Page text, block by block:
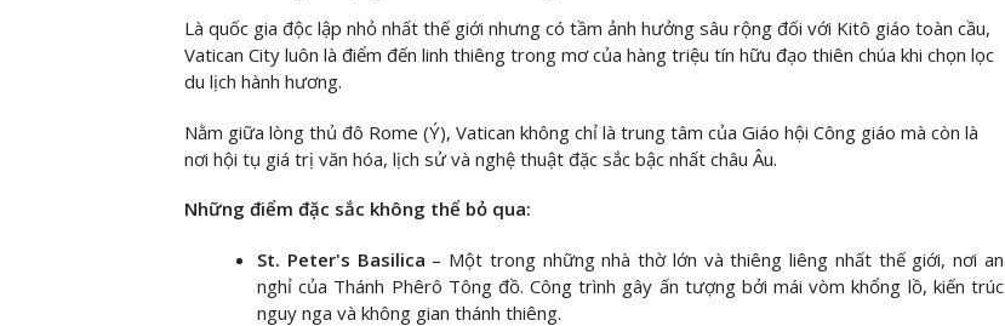
Là quốc gia độc lập nhỏ nhất thế giới nhưng có tầm ảnh hưởng sâu rộng đối với Kitô giáo toàn cầu,
Vatican City luôn là điểm đến linh thiêng trong mơ của hàng triệu tín hữu đạo thiên chúa khi chọn lọc
du lịch hành hương.
Nằm giữa lòng thủ đô Rome (Ý), Vatican không chỉ là trung tâm của Giáo hội Công giáo mà còn là
nơi hội tụ giá trị văn hóa, lịch sử và nghệ thuật đặc sắc bậc nhất châu Âu.
Những điểm đặc sắc không thể bỏ qua:
St. Peter's Basilica – Một trong những nhà thờ lớn và thiêng liêng nhất thế giới, nơi an
nghỉ của Thánh Phêrô Tông đồ. Công trình gây ấn tượng bởi mái vòm khổng lồ, kiến trúc
nguy nga và không gian thánh thiêng.